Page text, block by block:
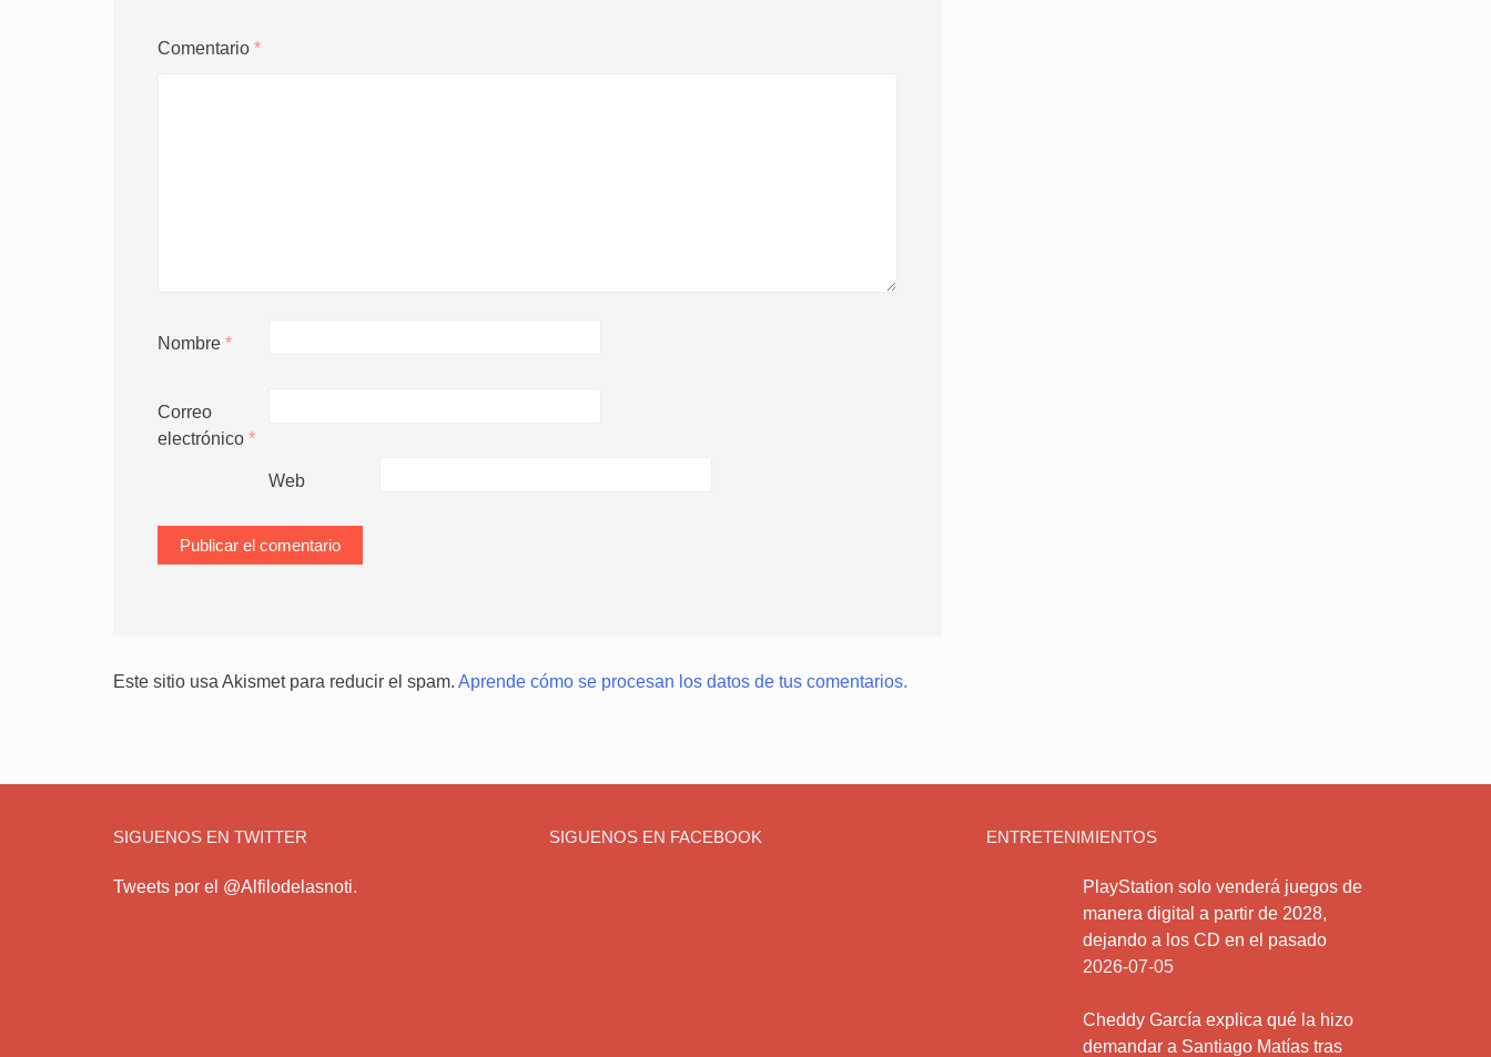
Comentario *
Nombre *
Correo
electrónico *
Web
Este sitio usa Akismet para reducir el spam. Aprende cómo se procesan los datos de tus comentarios.
SIGUENOS EN TWITTER
Tweets por el @Alfilodelasnoti.
SIGUENOS EN FACEBOOK ENTRETENIMIENTOS
PlayStation solo venderá juegos de
manera digital a partir de 2028,
dejando a los CD en el pasado
2026-07-05
Cheddy García explica qué la hizo
demandar a Santiago Matías tras